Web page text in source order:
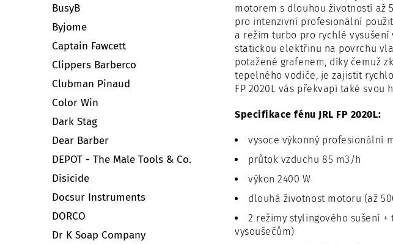
BusyB
Byjome
Captain Fawcett
Clippers Barberco
Clubman Pinaud
Color Win
Dark Stag
Dear Barber
DEPOT - The Male Tools & Co.
Disicide
Docsur Instruments
DORCO
Dr K Soap Company
motorem s dlouhou životností až
pro intenzivní profesionální
a režim turbo pro rychlé
statickou elektřinu na povrchu
potažené grafenem, díky čemuž
tepelného vodiče, je zajistit
FP 2020L vás překvapí také svou
Specifikace fénu JRL FP 2020L:
vysoce výkonný profesionální
průtok vzduchu 85 m3/h
výkon 2400 W
dlouhá životnost motoru (až
2 režimy stylingového sušení
vysoušečům)